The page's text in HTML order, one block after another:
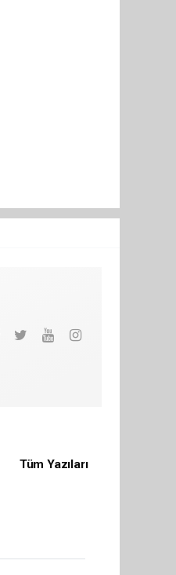
Tüm Yazıları